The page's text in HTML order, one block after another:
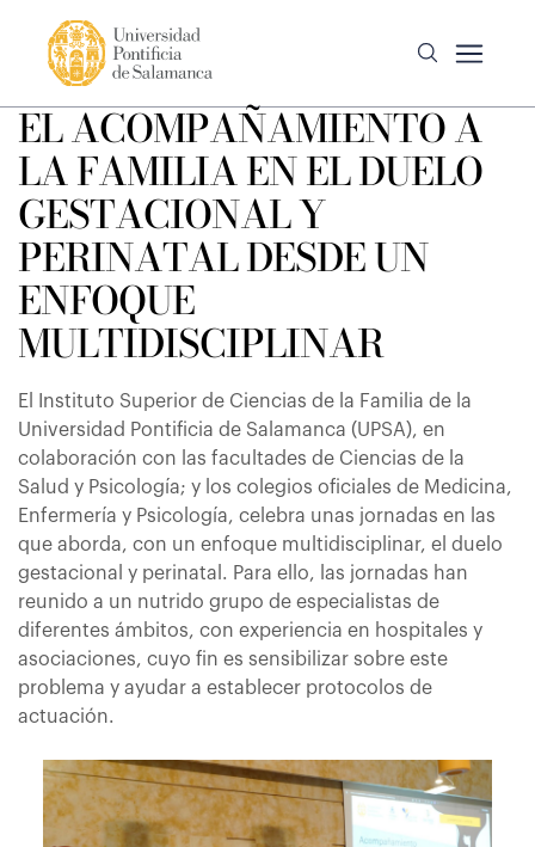
EL ACOMPAÑAMIENTO A
LA FAMILIA EN EL DUELO
GESTACIONAL Y
PERINATAL DESDE UN
ENFOQUE
MULTIDISCIPLINAR
El Instituto Superior de Ciencias de la Familia de la
Universidad Pontificia de Salamanca (UPSA), en
colaboración con las facultades de Ciencias de la
Salud y Psicología; y los colegios oficiales de Medicina,
Enfermería y Psicología, celebra unas jornadas en las
que aborda, con un enfoque multidisciplinar, el duelo
gestacional y perinatal. Para ello, las jornadas han
reunido a un nutrido grupo de especialistas de
diferentes ámbitos, con experiencia en hospitales y
asociaciones, cuyo fin es sensibilizar sobre este
problema y ayudar a establecer protocolos de
actuación.